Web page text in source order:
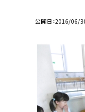
公開日 2016/06/